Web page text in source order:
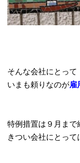
そんな会社にとって
いまも頼りなのが雇
特例措置は９月ま
きつい会社にとって